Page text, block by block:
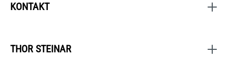
KONTAKT
THOR STEINAR